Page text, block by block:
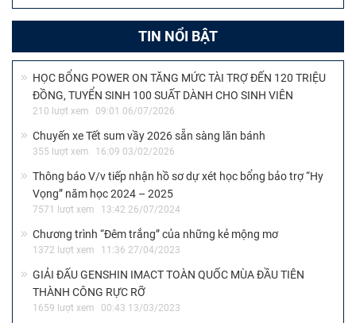
TIN NỔI BẬT
HỌC BỔNG POWER ON TĂNG MỨC TÀI TRỢ ĐẾN 120 TRIỆU
ĐỒNG, TUYỂN SINH 100 SUẤT DÀNH CHO SINH VIÊN
210 lượt xem 09:01 06/07/2026
Chuyến xe Tết sum vầy 2026 sẵn sàng lăn bánh
355 lượt xem 16:09 03/02/2026
Thông báo V/v tiếp nhận hồ sơ dự xét học bổng bảo trợ “Hy
Vọng” năm học 2024 – 2025
7571 lượt xem 13:42 26/07/2024
Chương trình “Đêm trắng” của những kẻ mộng mơ
1372 lượt xem 11:36 27/04/2023
GIẢI ĐẤU GENSHIN IMACT TOÀN QUỐC MÙA ĐẦU TIÊN
THÀNH CÔNG RỰC RỠ
1659 lượt xem 00:43 13/03/2023